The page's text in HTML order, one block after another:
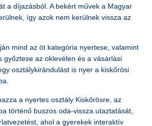
a díjazásból. A bekért művek a Magyar
így azok nem kerülnek vissza az
mind az öt kategória nyertese, valamint
győztese az oklevélen és a vásárlási
osztálykirándulást is nyer a kiskőrösi
a nyertes osztály Kiskőrösre, az
történő buszos oda-vissza utaztatását,
ahol a gyerekek interaktív